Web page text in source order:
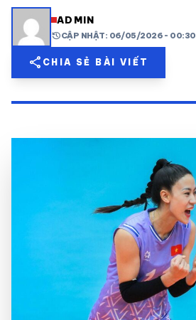
share mail
ADMIN
historyCẬP NHẬT: 06/05/2026 - 00:30
share CHIA SẺ BÀI VIẾT